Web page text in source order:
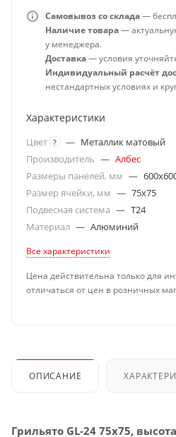
Самовывоз со склада—
Наличие товара—
у менеджера.
Доставка— условия
Индивидуальный расчёт
нестандартных условиях и
Характеристики
Цвет ? — Металлик матовый
Производитель — Албес
Размеры панелей, мм —
Размер ячейки, мм — 75x75
Подвесная система — T24
Материал — Алюминий
Все характеристики
Цена действительна только для
отличаться от цен в розничных
ОПИСАНИЕ
Грильято GL-24 75x75,